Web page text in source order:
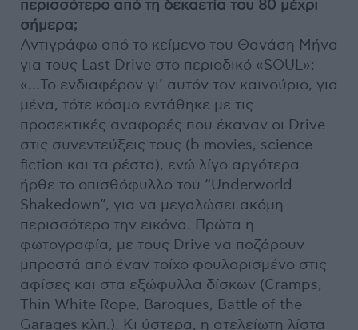
περισσότερο από τη δεκαετία του 80 μέχρι
σήμερα;
Αντιγράφω από το κείμενο του Θανάση Μήνα
για τους Last Drive στο περιοδικό «SOUL»:
«…Το ενδιαφέρον γι’ αυτόν τον καινούριο, για
μένα, τότε κόσμο εντάθηκε με τις
προσεκτικές αναφορές που έκαναν οι Drive
στις συνεντεύξεις τους (b movies, science
fiction και τα ρέστα), ενώ λίγο αργότερα
ήρθε το οπισθόφυλλο του “Underworld
Shakedown”, για να μεγαλώσει ακόμη
περισσότερο την εικόνα. Πρώτα η
φωτογραφία, με τους Drive να ποζάρουν
μπροστά από έναν τοίχο φουλαρισμένο στις
αφίσες και στα εξώφυλλα δίσκων (Cramps,
Thin White Rope, Baroques, Battle of the
Garages κλπ.). Κι ύστερα, η ατελείωτη λίστα